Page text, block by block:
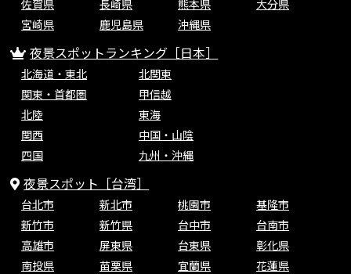
佐賀県
長崎県 熊本県
大分県
宮崎県
鹿児島県 沖縄県
夜景スポットランキング［日本］
北海道・東北
北関東
関東・首都圏
甲信越
北陸
東海
関西
中国・山陰
四国
九州・沖縄
夜景スポット［台湾］
台北市 新北市 桃園市
基隆市
新竹市
新竹県 台中市
台南市
高雄市
屏東県 台東県
彰化県
南投県
苗栗県 宜蘭県
花蓮県